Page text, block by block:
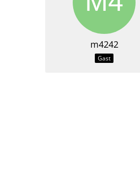
m4242
Gast